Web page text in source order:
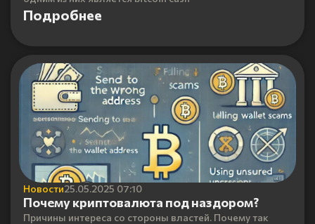
Подробнее
Новости25.05.2025 07:10
Почему криптовалюта под наздором?
Причины интереса со стороны властей. Почему так